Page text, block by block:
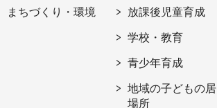
まちづくり・環境 放課後児童育成
学校・教育
青少年育成
地域の子どもの居
場所